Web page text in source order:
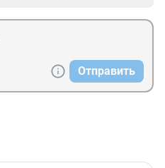
Отправить